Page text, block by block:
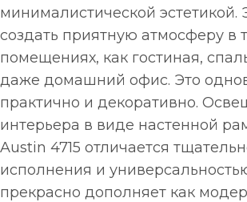
минималистической эстетикой.
создать приятную атмосферу в
помещениях, как гостиная,
даже домашний офис. Это
практично и декоративно.
интерьера в виде настенной
Austin 4715 отличается
исполнения и
прекрасно дополняет как